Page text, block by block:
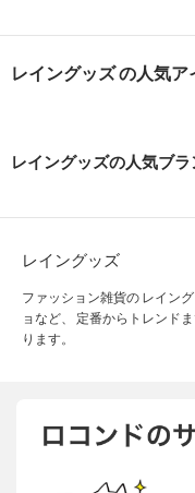
レイングッズ の人気ア
レイングッズの人気ブ
レイングッズ
ファッション雑貨の レイン
ョなど、 定番からトレンド
ります。